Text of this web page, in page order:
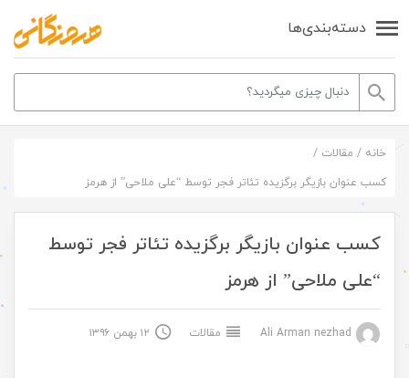
دسته‌بندی‌ها
خانه / مقالات /
کسب عنوان بازیگر برگزیده تئاتر فجر توسط “علی ملاحی” از هرمز
کسب عنوان بازیگر برگزیده تئاتر فجر توسط
“علی ملاحی” از هرمز
مقالات ۱۲ بهمن ۱۳۹۶